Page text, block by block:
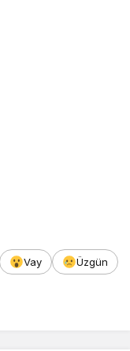
Vay
Üzgün